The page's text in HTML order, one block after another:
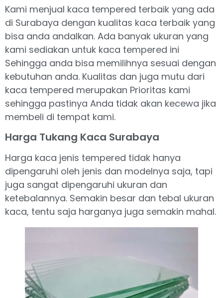
Kami menjual kaca tempered terbaik yang ada
di Surabaya dengan kualitas kaca terbaik yang
bisa anda andalkan. Ada banyak ukuran yang
kami sediakan untuk kaca tempered ini
Sehingga anda bisa memilihnya sesuai dengan
kebutuhan anda. Kualitas dan juga mutu dari
kaca tempered merupakan Prioritas kami
sehingga pastinya Anda tidak akan kecewa jika
membeli di tempat kami.
Harga Tukang Kaca Surabaya
Harga kaca jenis tempered tidak hanya
dipengaruhi oleh jenis dan modelnya saja, tapi
juga sangat dipengaruhi ukuran dan
ketebalannya. Semakin besar dan tebal ukuran
kaca, tentu saja harganya juga semakin mahal.